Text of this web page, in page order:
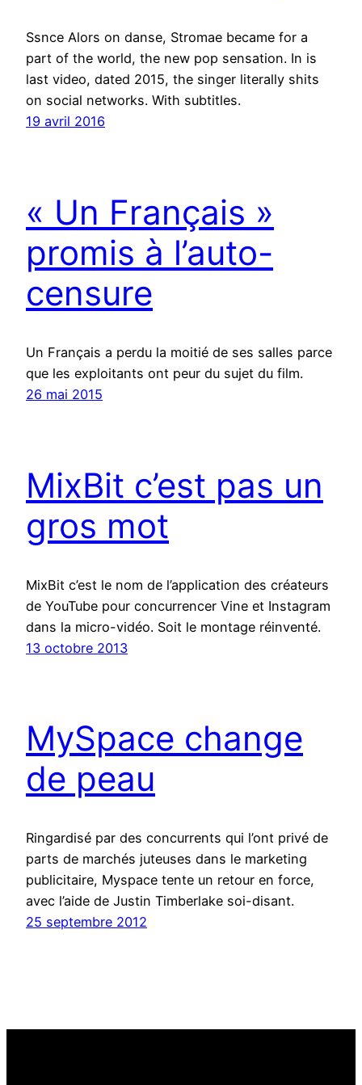
Ssnce Alors on danse, Stromae became for a
part of the world, the new pop sensation. In is
last video, dated 2015, the singer literally shits
on social networks. With subtitles.
19 avril 2016
« Un Français »
promis à l’auto-
censure
Un Français a perdu la moitié de ses salles parce
que les exploitants ont peur du sujet du film.
26 mai 2015
MixBit c’est pas un
gros mot
MixBit c’est le nom de l’application des créateurs
de YouTube pour concurrencer Vine et Instagram
dans la micro-vidéo. Soit le montage réinventé.
13 octobre 2013
MySpace change
de peau
Ringardisé par des concurrents qui l’ont privé de
parts de marchés juteuses dans le marketing
publicitaire, Myspace tente un retour en force,
avec l’aide de Justin Timberlake soi-disant.
25 septembre 2012